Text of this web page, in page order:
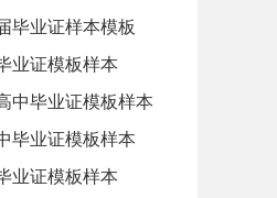
毕业证样本模板
业证模板样本
中毕业证模板样本
毕业证模板样本
业证模板样本